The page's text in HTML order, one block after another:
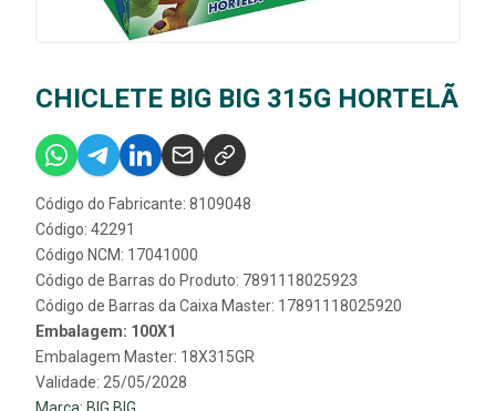
CHICLETE BIG BIG 315G HORTELÃ
Código do Fabricante: 8109048
Código: 42291
Código NCM: 17041000
Código de Barras do Produto: 7891118025923
Código de Barras da Caixa Master: 17891118025920
Embalagem: 100X1
Embalagem Master: 18X315GR
Validade: 25/05/2028
Marca: BIG BIG